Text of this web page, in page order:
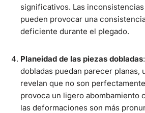
significativos. Las
pueden provocar una
deficiente durante el plegado.
Planeidad de las piezas dobladas
dobladas puedan parecer planas,
revelan que no son
provoca un ligero abombamiento
las deformaciones son más